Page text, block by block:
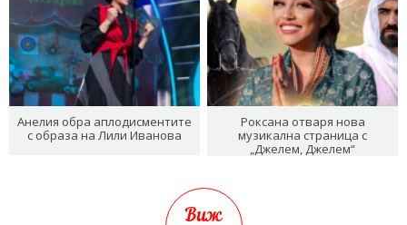
Анелия обра аплодисментите
с образа на Лили Иванова
Роксана отваря нова
музикална страница с
„Джелем, Джелем“
Виж